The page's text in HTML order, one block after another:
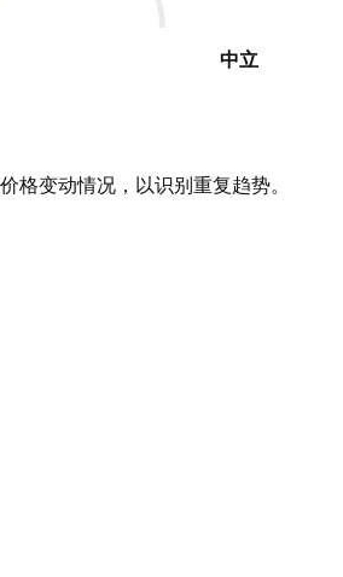
中立
格变动情况，以识别重复趋势。